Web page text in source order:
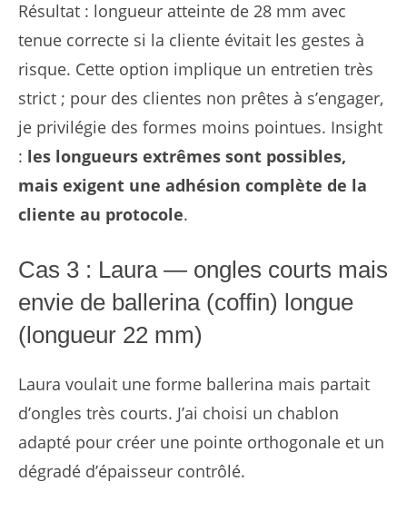
Résultat : longueur atteinte de 28 mm avec
tenue correcte si la cliente évitait les gestes à
risque. Cette option implique un entretien très
strict ; pour des clientes non prêtes à s’engager,
je privilégie des formes moins pointues. Insight
: les longueurs extrêmes sont possibles,
mais exigent une adhésion complète de la
cliente au protocole.
Cas 3 : Laura — ongles courts mais
envie de ballerina (coffin) longue
(longueur 22 mm)
Laura voulait une forme ballerina mais partait
d’ongles très courts. J’ai choisi un chablon
adapté pour créer une pointe orthogonale et un
dégradé d’épaisseur contrôlé.